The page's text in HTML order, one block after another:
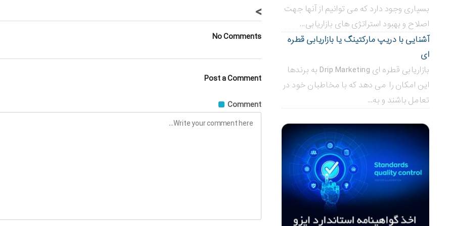
>
No Comments
Post a Comment
Comment
بسیاری وجود دارد که می توانیم از آنها جهت
اصلاح و بهبود استراتژی های بازاریابی...
آشنایی با دریپ مارکتینگ یا بازاریابی قطره
ای
بازاریابی قطره ای Drip Marketing به برندها
این امکان را می دهد که با مخاطبان خود در
تعامل باشند و به...